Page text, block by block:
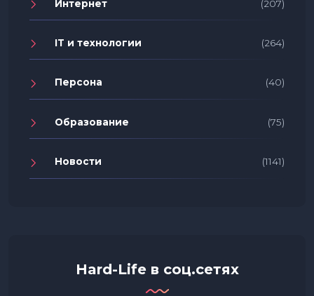
Интернет (207)
IT и технологии (264)
Персона (40)
Образование (75)
Новости (1141)
Hard-Life в соц.сетях